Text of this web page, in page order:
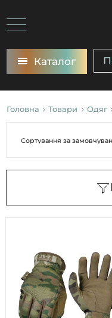
Каталог
Головна Товари Одяг